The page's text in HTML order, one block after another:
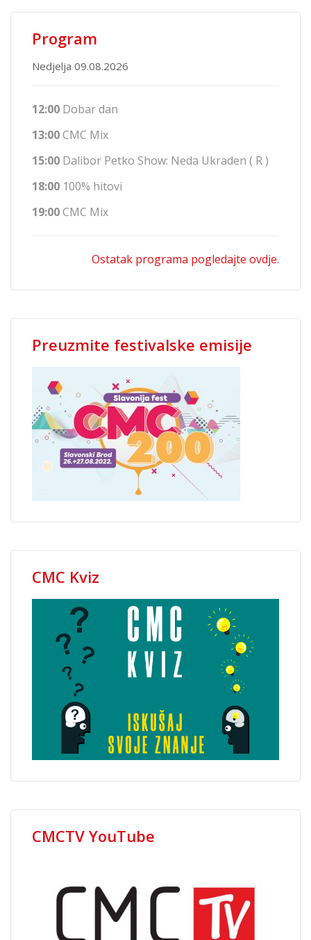
Program
Nedjelja 09.08.2026
12:00 Dobar dan
13:00CMC Mix
15:00 Dalibor Petko Show: Neda Ukraden ( R )
18:00 100% hitovi
19:00CMC Mix
Ostatak programa pogledajte ovdje.
Preuzmite festivalske emisije
CMC Kviz
CMCTV YouTube